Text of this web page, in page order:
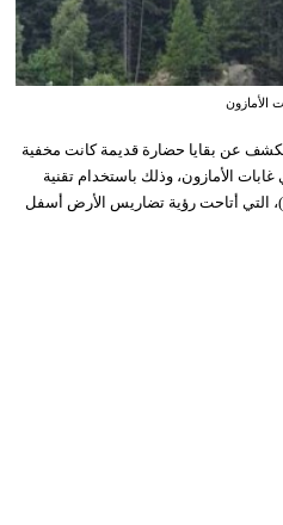
الأمازون
عن بقايا حضارة قديمة كانت مخفية
الأمازون، وذلك باستخدام تقنية
المسح بالليزر المحمولة جوًا (LiDAR)، التي أتاحت رؤية تضاريس الأرض أسفل